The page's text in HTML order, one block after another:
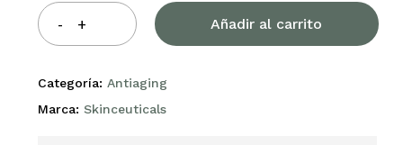
Añadir al carrito
Categoría: Antiaging
Marca: Skinceuticals